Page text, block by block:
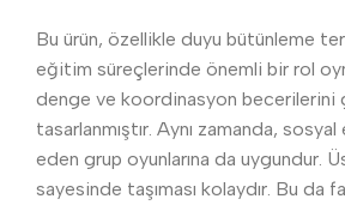
Bu ürün, özellikle duyu bütünleme
eğitim süreçlerinde önemli bir rol
denge ve koordinasyon becerilerini
tasarlanmıştır. Aynı zamanda,
eden grup oyunlarına da uygundur.
sayesinde taşıması kolaydır. Bu da